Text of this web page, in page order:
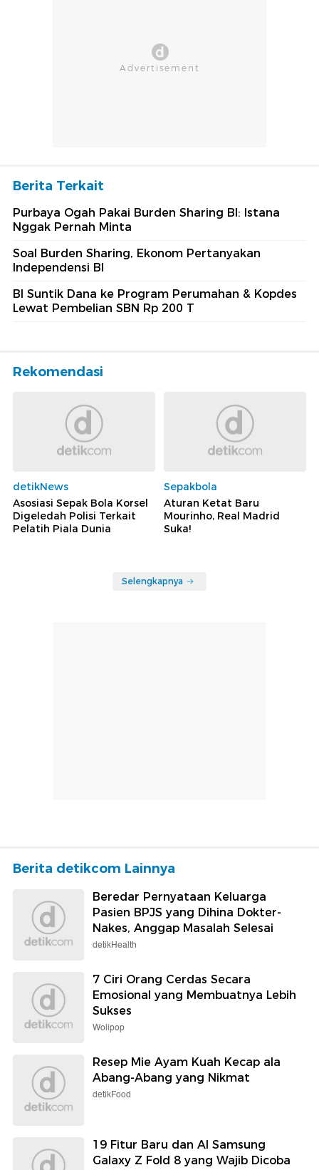
Berita Terkait
Purbaya Ogah Pakai Burden Sharing BI: Istana
Nggak Pernah Minta
Soal Burden Sharing, Ekonom Pertanyakan
Independensi BI
BI Suntik Dana ke Program Perumahan & Kopdes
Lewat Pembelian SBN Rp 200 T
Rekomendasi
detikNews
Asosiasi Sepak Bola Korsel
Digeledah Polisi Terkait
Pelatih Piala Dunia
Sepakbola
Aturan Ketat Baru
Mourinho, Real Madrid
Suka!
Selengkapnya
Berita detikcom Lainnya
Beredar Pernyataan Keluarga
Pasien BPJS yang Dihina Dokter-
Nakes, Anggap Masalah Selesai
detikHealth
7 Ciri Orang Cerdas Secara
Emosional yang Membuatnya Lebih
Sukses
Wolipop
Resep Mie Ayam Kuah Kecap ala
Abang-Abang yang Nikmat
detikFood
19 Fitur Baru dan AI Samsung
Galaxy Z Fold 8 yang Wajib Dicoba